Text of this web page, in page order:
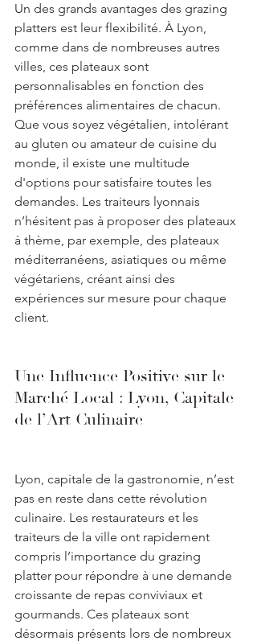
Un des grands avantages des grazing
platters est leur flexibilité. À Lyon,
comme dans de nombreuses autres
villes, ces plateaux sont
personnalisables en fonction des
préférences alimentaires de chacun.
Que vous soyez végétalien, intolérant
au gluten ou amateur de cuisine du
monde, il existe une multitude
d'options pour satisfaire toutes les
demandes. Les traiteurs lyonnais
n’hésitent pas à proposer des plateaux
à thème, par exemple, des plateaux
méditerranéens, asiatiques ou même
végétariens, créant ainsi des
expériences sur mesure pour chaque
client.
Une Influence Positive sur le
Marché Local : Lyon, Capitale
de l’Art Culinaire
Lyon, capitale de la gastronomie, n’est
pas en reste dans cette révolution
culinaire. Les restaurateurs et les
traiteurs de la ville ont rapidement
compris l’importance du grazing
platter pour répondre à une demande
croissante de repas conviviaux et
gourmands. Ces plateaux sont
désormais présents lors de nombreux